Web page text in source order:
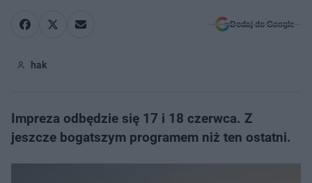
Dodaj do Google
hak
Impreza odbędzie się 17 i 18 czerwca. Z
jeszcze bogatszym programem niż ten ostatni.